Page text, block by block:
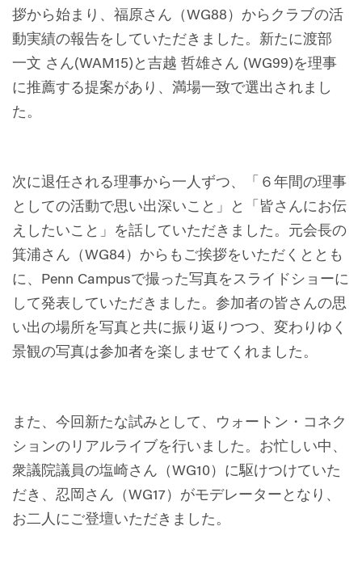
拶から始まり、福原さん（WG88）からクラブの活
動実績の報告をしていただきました。新たに渡部
一文 さん(WAM15)と吉越 哲雄さん (WG99)を理事
に推薦する提案があり、満場一致で選出されまし
た。
次に退任される理事から一人ずつ、「６年間の理事
としての活動で思い出深いこと」と「皆さんにお伝
えしたいこと」を話していただきました。元会長の
箕浦さん（WG84）からもご挨拶をいただくととも
に、Penn Campusで撮った写真をスライドショーに
して発表していただきました。参加者の皆さんの思
い出の場所を写真と共に振り返りつつ、変わりゆく
景観の写真は参加者を楽しませてくれました。
また、今回新たな試みとして、ウォートン・コネク
ションのリアルライブを行いました。お忙しい中、
衆議院議員の塩崎さん（WG10）に駆けつけていた
だき、忍岡さん（WG17）がモデレーターとなり、
お二人にご登壇いただきました。